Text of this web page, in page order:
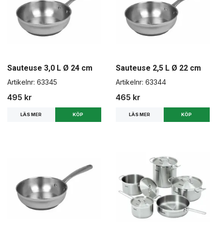
Sauteuse 3,0 L Ø 24 cm
Artikelnr: 63345
495 kr
LÄS MER
Sauteuse 2,5 L Ø 22 cm
Artikelnr: 63344
465 kr
LÄS MER